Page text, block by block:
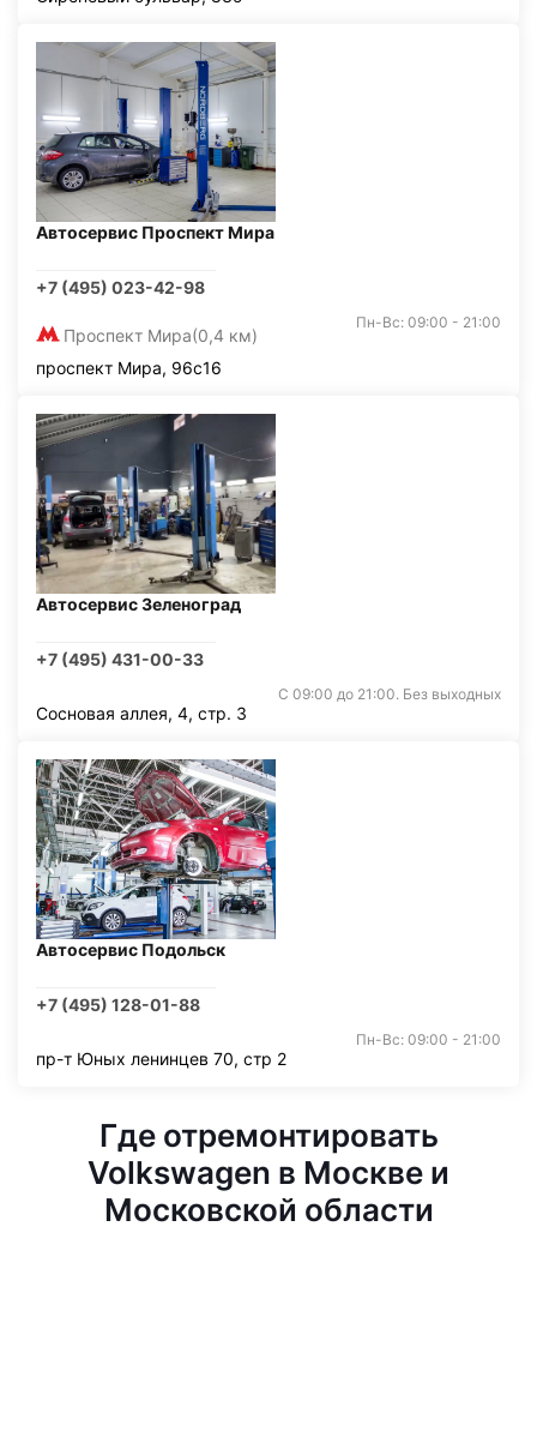
Автосервис Проспект Мира
+7 (495) 023-42-98
Проспект Мира(0,4 км)
Пн-Вс: 09:00 - 21:00
проспект Мира, 96с16
Автосервис Зеленоград
+7 (495) 431-00-33
С 09:00 до 21:00. Без выходных
Сосновая аллея, 4, стр. 3
Автосервис Подольск
+7 (495) 128-01-88
Пн-Вс: 09:00 - 21:00
пр-т Юных ленинцев 70, стр 2
Где отремонтировать
Volkswagen в Москве и
Московской области